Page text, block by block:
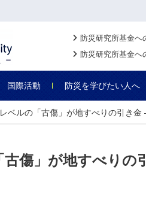
防災研究所基金へ
防災研究所基金へ
国際活動 防災を学びたい人へ
ベルの「古傷」が地すべりの引き
古傷」が地すべり